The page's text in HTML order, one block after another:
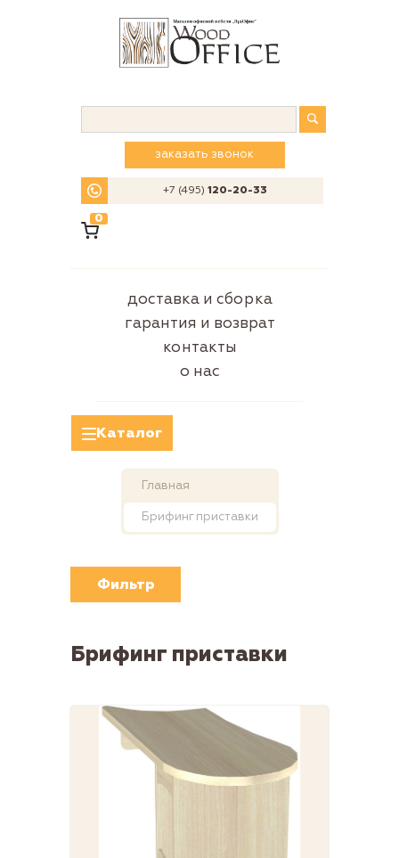
заказать звонок
+7 (495)120-20-33
0
доставка и сборка
гарантия и возврат
контакты
о нас
Каталог
Главная
Брифинг приставки
Фильтр
Брифинг приставки